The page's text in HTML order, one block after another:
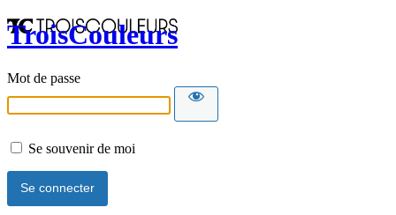
TroisCouleurs
Mot de passe
Se souvenir de moi